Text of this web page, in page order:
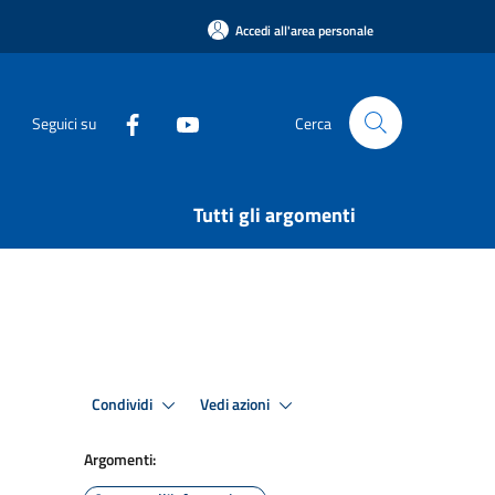
Accedi all'area personale
Seguici su Cerca
Tutti gli argomenti
Condividi Vedi azioni
Argomenti: